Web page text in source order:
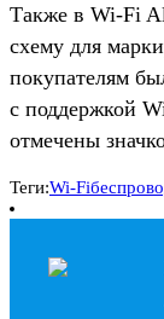
Также в Wi-Fi
схему для
покупателям
с поддержкой
отмечены
Теги:Wi-Fi